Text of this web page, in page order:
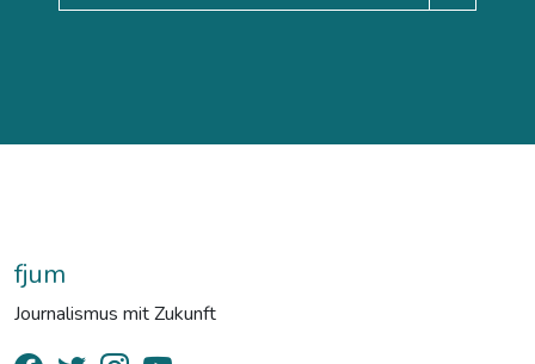
fjum
Journalismus mit Zukunft